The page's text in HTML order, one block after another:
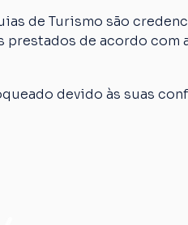
de Turismo são
prestados de acordo com
devido às suas